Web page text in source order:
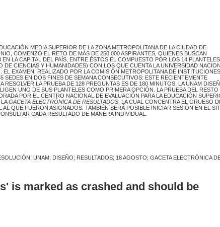
MEDIA SUPERIOR DE LA ZONA METROPOLITANA DE LA CIUDAD DE
COMENZÓ EL RETO DE MÁS DE 250,000 ASPIRANTES, QUIENES BUSCAN
LA CAPITAL DEL PAÍS, ENTRE ÉSTOS EL COMPUESTO POR LOS 14 PLANTELES
CIENCIAS Y HUMANIDADES) CON LOS QUE CUENTA LA UNIVERSIDAD
EXAMEN, REALIZADO POR LA COMISIÓN METROPOLITANA DE INSTITUCIONES
SEDES EN DOS FINES DE SEMANA CONSECUTIVOS: ESTE RECIENTEMENTE
LA PRUEBA DE 128 PREGUNTAS ES DE 180 MINUTOS. LA UNAM
UNO DE SUS PLANTELES COMO PRIMERA OPCIÓN. LA PRUEBA DEL RESTO
POR EL CENTRO NACIONAL DE EVALUACIÓN PARA LA EDUCACIÓN
LAGACETA ELECTRÓNICA DE RESULTADOS, LA CUAL CONCENTRA EL GRUESO
QUE FUERON ASIGNADOS. TAMBIÉN SERÁ POSIBLE INICIAR SESIÓN EN EL
CADA RESULTADO DE MANERA INDIVIDUAL.
UNAM; DISEÑO; RESULTADOS; 18 AGOSTO; GACETA ELECTRÓNICA
is marked as crashed and should be